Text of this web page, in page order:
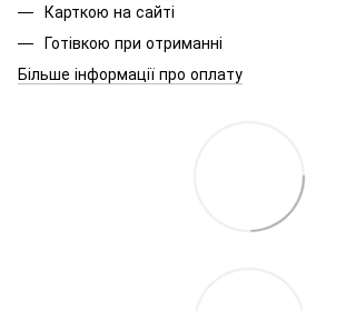
Карткою на сайті
Готівкою при отриманні
Більше інформації про оплату